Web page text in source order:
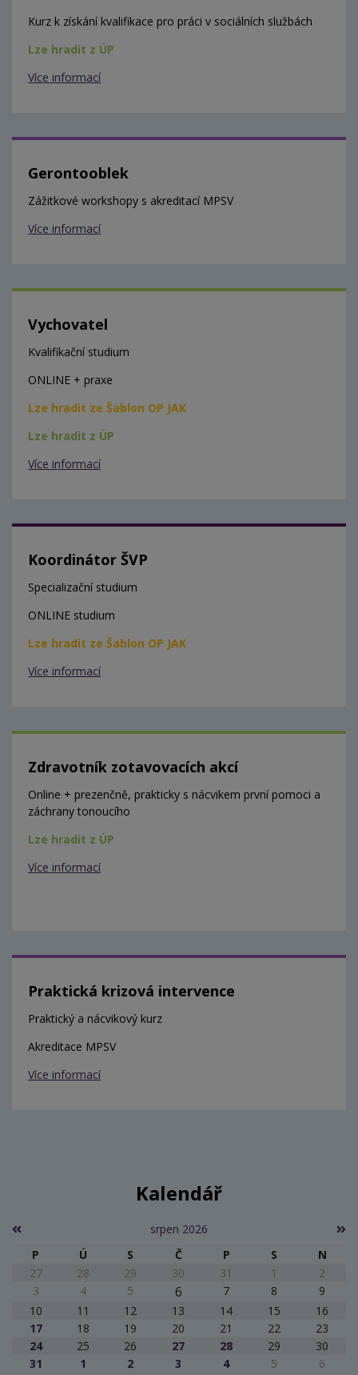
Kurz k získání kvalifikace pro práci v sociálních službách
Lze hradit z ÚP
Více informací
Gerontooblek
Zážitkové workshopy s akreditací MPSV
Více informací
Vychovatel
Kvalifikační studium
ONLINE + praxe
Lze hradit ze Šablon OP JAK
Lze hradit z ÚP
Více informací
Koordinátor ŠVP
Specializační studium
ONLINE studium
Lze hradit ze Šablon OP JAK
Více informací
Zdravotník zotavovacích akcí
Online + prezenčně, prakticky s nácvikem první pomoci a
záchrany tonoucího
Lze hradit z ÚP
Více informací
Praktická krizová intervence
Praktický a nácvikový kurz
Akreditace MPSV
Více informací
Kalendář
srpen 2026
P
Ú S Č P S
N
27
28 29 30 31 1
2
3
4 5 6 7 8
9
10
11 12 13 14 15
16
17
18 19 20 21 22
23
24
25 26 27 28 29
30
31
1 2 3 4 5 6